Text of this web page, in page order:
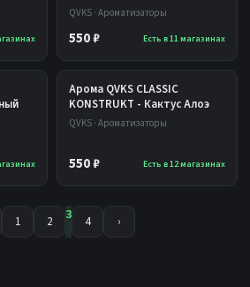
QVKS · Ароматизаторы
550 ₽ Есть в 11 магазинах
Арома QVKS CLASSIC
KONSTRUKT - Кактус Алоэ
QVKS · Ароматизаторы
550 ₽ Есть в 12 магазинах
1 2 3 4 ›